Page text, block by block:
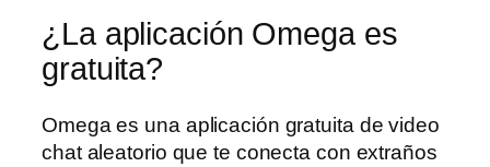
¿La aplicación Omega es
gratuita?
Omega es una aplicación gratuita de video
chat aleatorio que te conecta con extraños